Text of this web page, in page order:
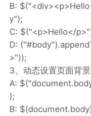
B:
y");
C: $("<p>Hello</
D:
>"));
3、动态设置页面背景
A:
);
B: